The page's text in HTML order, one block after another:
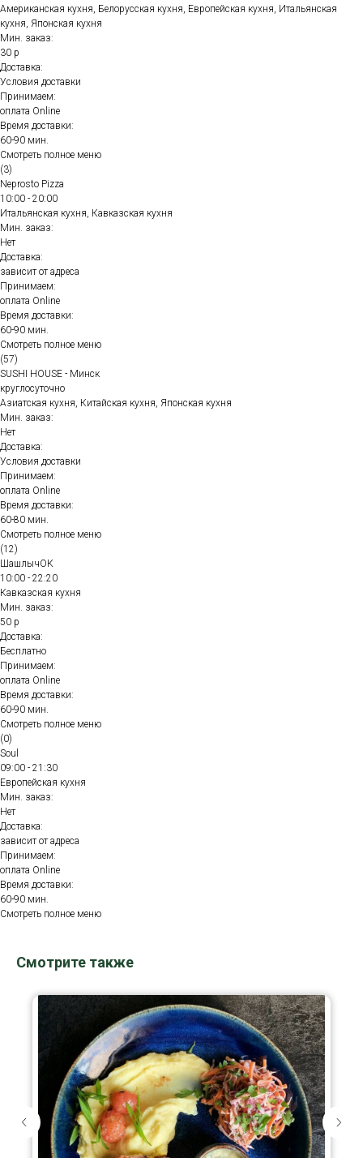
Американская кухня, Белорусская кухня, Европейская кухня, Итальянская
кухня, Японская кухня
Мин. заказ:
30 р
Доставка:
Условия доставки
Принимаем:
оплата Online
Время доставки:
60-90 мин.
Смотреть полное меню
(3)
Neprosto Pizza
10:00 - 20:00
Итальянская кухня, Кавказская кухня
Мин. заказ:
Нет
Доставка:
зависит от адреса
Принимаем:
оплата Online
Время доставки:
60-90 мин.
Смотреть полное меню
(57)
SUSHI HOUSE - Минск
круглосуточно
Азиатская кухня, Китайская кухня, Японская кухня
Мин. заказ:
Нет
Доставка:
Условия доставки
Принимаем:
оплата Online
Время доставки:
60-80 мин.
Смотреть полное меню
(12)
ШашлычОК
10:00 - 22:20
Кавказская кухня
Мин. заказ:
50 р
Доставка:
Бесплатно
Принимаем:
оплата Online
Время доставки:
60-90 мин.
Смотреть полное меню
(0)
Soul
09:00 - 21:30
Европейская кухня
Мин. заказ:
Нет
Доставка:
зависит от адреса
Принимаем:
оплата Online
Время доставки:
60-90 мин.
Смотреть полное меню
Смотрите также